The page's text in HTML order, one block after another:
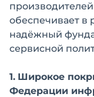
обеспечивает в
надёжный
сервисной
1. Широкое
Федерации